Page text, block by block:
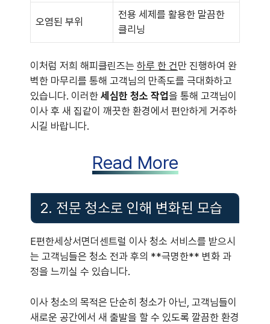
오염된 부위
전용 세제를 활용한 말끔한
클리닝
이처럼 저희 해피클린즈는 하루 한 건만 진행하여 완
벽한 마무리를 통해 고객님의 만족도를 극대화하고
있습니다. 이러한 세심한 청소 작업을 통해 고객님이
이사 후 새 집같이 깨끗한 환경에서 편안하게 거주하
시길 바랍니다.
Read More
2. 전문 청소로 인해 변화된 모습
E편한세상서면더센트럴 이사 청소 서비스를 받으시
는 고객님들은 청소 전과 후의 **극명한** 변화 과
정을 느끼실 수 있습니다.
이사 청소의 목적은 단순히 청소가 아닌, 고객님들이
새로운 공간에서 새 출발을 할 수 있도록 깔끔한 환경